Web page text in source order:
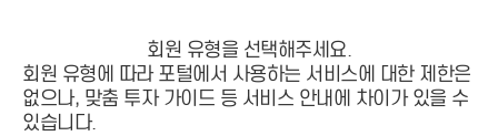
회원 유형을 선택해주세요.
회원 유형에 따라 포털에서 사용하는 서비스에 대한 제한은
없으나, 맞춤 투자 가이드 등 서비스 안내에 차이가 있을 수
있습니다.